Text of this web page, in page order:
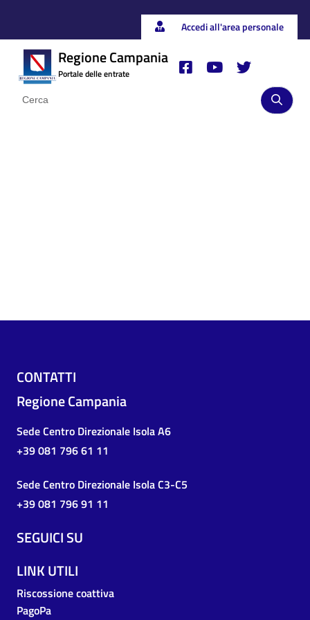
Accedi all'area personale
Regione Campania
Portale delle entrate
CONTATTI
Regione Campania
Sede Centro Direzionale Isola A6
+39 081 796 61 11
Sede Centro Direzionale Isola C3-C5
+39 081 796 91 11
SEGUICI SU
LINK UTILI
Riscossione coattiva
PagoPa